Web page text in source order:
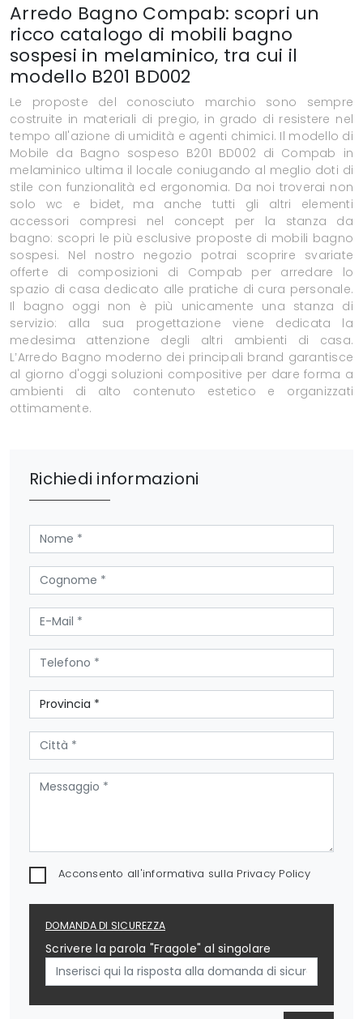
Arredo Bagno Compab: scopri un
ricco catalogo di mobili bagno
sospesi in melaminico, tra cui il
modello B201 BD002
Le proposte del conosciuto marchio sono sempre
costruite in materiali di pregio, in grado di resistere nel
tempo all'azione di umidità e agenti chimici. Il modello di
Mobile da Bagno sospeso B201 BD002 di Compab in
melaminico ultima il locale coniugando al meglio doti di
stile con funzionalità ed ergonomia. Da noi troverai non
solo wc e bidet, ma anche tutti gli altri elementi
accessori compresi nel concept per la stanza da
bagno: scopri le più esclusive proposte di mobili bagno
sospesi. Nel nostro negozio potrai scoprire svariate
offerte di composizioni di Compab per arredare lo
spazio di casa dedicato alle pratiche di cura personale.
Il bagno oggi non è più unicamente una stanza di
servizio: alla sua progettazione viene dedicata la
medesima attenzione degli altri ambienti di casa.
L’Arredo Bagno moderno dei principali brand garantisce
al giorno d'oggi soluzioni compositive per dare forma a
ambienti di alto contenuto estetico e organizzati
ottimamente.
Richiedi informazioni
Acconsento all'informativa sulla Privacy Policy
DOMANDA DI SICUREZZA
Scrivere la parola "Fragole" al singolare